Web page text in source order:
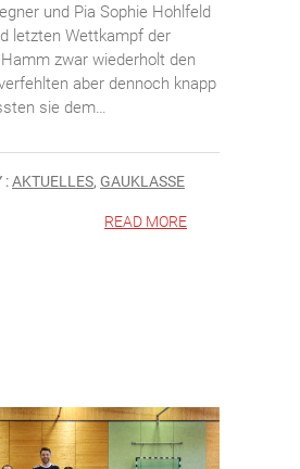
und Pia Sophie Hohlfeld
letzten Wettkampf der
zwar wiederholt den
aber dennoch knapp
sie dem…
:AKTUELLES, GAUKLASSE
READ MORE